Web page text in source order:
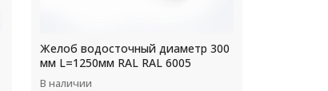
Желоб водосточный диаметр 300
мм L=1250мм RAL RAL 6005
В наличии